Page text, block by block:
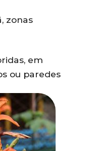
zonas
em
ou paredes